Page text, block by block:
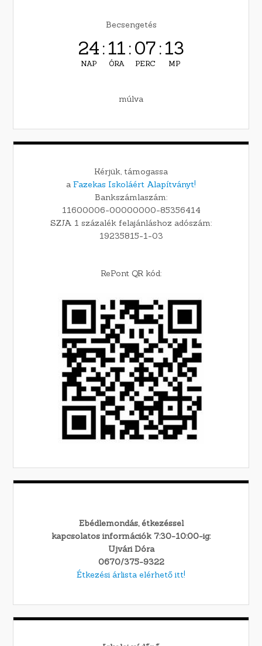
Becsengetés
24
NAP
:11
ÓRA
:07
PERC
:12
MP
múlva
Kérjük, támogassa
a Fazekas Iskoláért Alapítványt!
Bankszámlaszám:
11600006-00000000-85356414
SZJA 1 százalék felajánláshoz adószám:
19235815-1-03
RePont QR kód:
Ebédlemondás, étkezéssel
kapcsolatos információk 7:30-10:00-ig:
Ujvári Dóra
0670/375-9322
Étkezési árlista elérhető itt!